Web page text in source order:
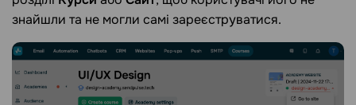
знайшли та не могли самі зареєструватися.